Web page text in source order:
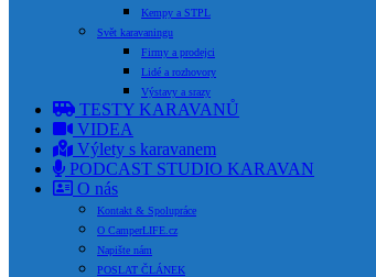
Kempy a STPL
Svět karavaningu
Firmy a prodejci
Lidé a rozhovory
Výstavy a srazy
TESTY KARAVANŮ
VIDEA
Výlety s karavanem
PODCAST STUDIO KARAVAN
O nás
Kontakt & Spolupráce
O CamperLIFE.cz
Napište nám
POSLAT ČLÁNEK